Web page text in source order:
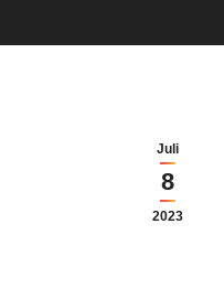
Juli
8
2023